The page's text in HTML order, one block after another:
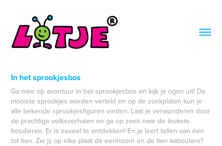
In het sprookjesbos
Ga mee op avontuur in het sprookjesbos en kijk je ogen uit! De
mooiste sprookjes worden verteld en op de zoekplaten kun je
alle bekende sprookjesfiguren vinden. Laat je verwonderen door
de prachtige volksverhalen en ga op zoek naar de leukste
bosdieren. Er is zoveel te ontdekken! En je leert tellen van één
tot tien. Zie jij op elke plaat de eenhoorn en de tien kabouters?​